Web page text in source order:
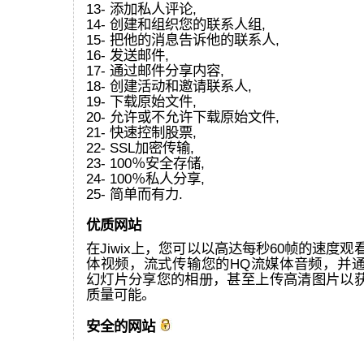
13- 添加私人评论,
14- 创建和组织您的联系人组,
15- 把他的消息告诉他的联系人,
16- 发送邮件,
17- 通过邮件分享内容,
18- 创建活动和邀请联系人,
19- 下载原始文件,
20- 允许或不允许下载原始文件,
21- 快速控制股票,
22- SSL加密传输,
23- 100％安全存储,
24- 100％私人分享,
25- 简单而有力.
优质网站
在Jiwix上，您可以以高达每秒60帧的速度观
体视频，流式传输您的HQ流媒体音频，并
幻灯片分享您的相册，甚至上传高清图片以
质量可能。
安全的网站